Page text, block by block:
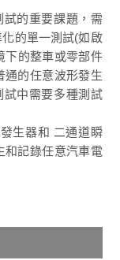
的重要課題，需
的單一測試(如啟
下的整車或零部件
通的任意波形發生
試中需要多種測試
生器和 二通道瞬
和記錄任意汽車電